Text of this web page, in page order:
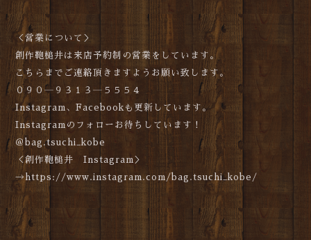
＜営業について＞
創作鞄槌井は来店予約制の営業をしています。
こちらまでご連絡頂きますようお願い致します。
０９０―９３１３―５５５４
Instagram、Facebookも更新しています。
Instagramのフォローお待ちしています！
＠bag.tsuchi_kobe
＜創作鞄槌井 Instagram＞
→https://www.instagram.com/bag.tsuchi_kobe/